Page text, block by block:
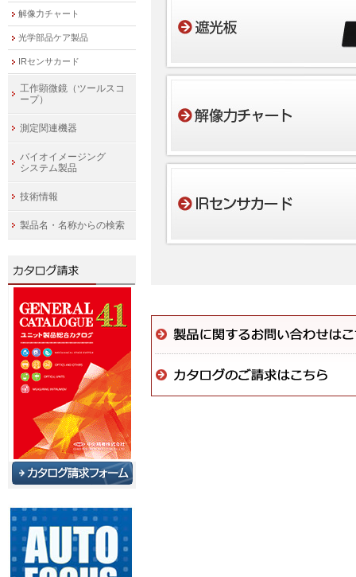
解像力チャート
光学部品ケア製品
IRセンサカード
工作顕微鏡（ツールスコ
ープ）
測定関連機器
バイオイメージング
システム製品
技術情報
製品名・名称からの検索